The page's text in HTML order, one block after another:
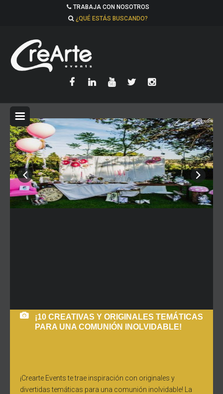
TRABAJA CON NOSOTROS
¿QUÉ ESTÁS BUSCANDO?
¡10 CREATIVAS Y ORIGINALES TEMÁTICAS
PARA UNA COMUNIÓN INOLVIDABLE!
¡Crearte Events te trae inspiración con originales y
divertidas temáticas para una comunión inolvidable! La